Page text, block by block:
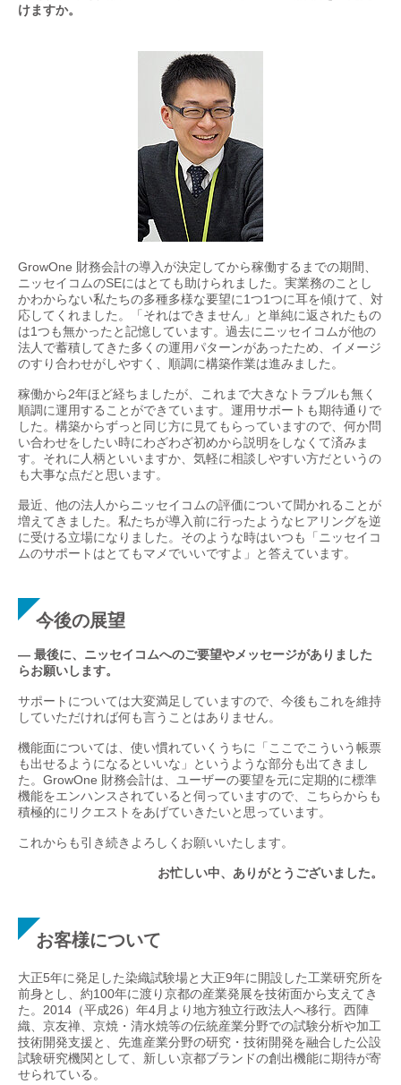
けますか。
GrowOne 財務会計の導入が決定してから稼働するまでの期間、
ニッセイコムのSEにはとても助けられました。実業務のことし
かわからない私たちの多種多様な要望に1つ1つに耳を傾けて、対
応してくれました。「それはできません」と単純に返されたもの
は1つも無かったと記憶しています。過去にニッセイコムが他の
法人で蓄積してきた多くの運用パターンがあったため、イメージ
のすり合わせがしやすく、順調に構築作業は進みました。
稼働から2年ほど経ちましたが、これまで大きなトラブルも無く
順調に運用することができています。運用サポートも期待通りで
した。構築からずっと同じ方に見てもらっていますので、何か問
い合わせをしたい時にわざわざ初めから説明をしなくて済みま
す。それに人柄といいますか、気軽に相談しやすい方だというの
も大事な点だと思います。
最近、他の法人からニッセイコムの評価について聞かれることが
増えてきました。私たちが導入前に行ったようなヒアリングを逆
に受ける立場になりました。そのような時はいつも「ニッセイコ
ムのサポートはとてもマメでいいですよ」と答えています。
今後の展望
— 最後に、ニッセイコムへのご要望やメッセージがありました
らお願いします。
サポートについては大変満足していますので、今後もこれを維持
していただければ何も言うことはありません。
機能面については、使い慣れていくうちに「ここでこういう帳票
も出せるようになるといいな」というような部分も出てきまし
た。GrowOne 財務会計は、ユーザーの要望を元に定期的に標準
機能をエンハンスされていると伺っていますので、こちらからも
積極的にリクエストをあげていきたいと思っています。
これからも引き続きよろしくお願いいたします。
お忙しい中、ありがとうございました。
お客様について
大正5年に発足した染織試験場と大正9年に開設した工業研究所を
前身とし、約100年に渡り京都の産業発展を技術面から支えてき
た。2014（平成26）年4月より地方独立行政法人へ移行。西陣
織、京友禅、京焼・清水焼等の伝統産業分野での試験分析や加工
技術開発支援と、先進産業分野の研究・技術開発を融合した公設
試験研究機関として、新しい京都ブランドの創出機能に期待が寄
せられている。